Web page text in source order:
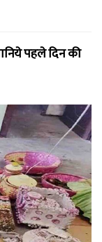
पहले दिन की